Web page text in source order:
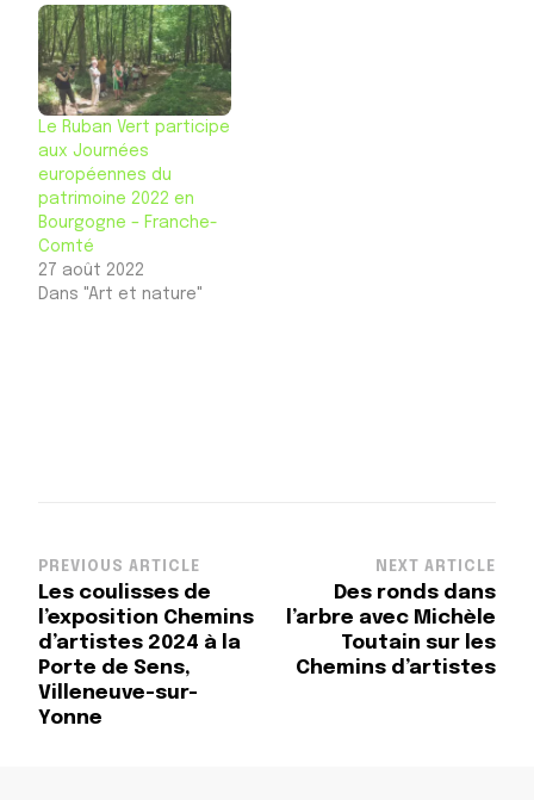
Le Ruban Vert participe
aux Journées
européennes du
patrimoine 2022 en
Bourgogne – Franche-
Comté
27 août 2022
Dans "Art et nature"
Post
Navigation
PREVIOUS ARTICLE
Les coulisses de
l’exposition Chemins
d’artistes 2024 à la
Porte de Sens,
Villeneuve-sur-
Yonne
NEXT ARTICLE
Des ronds dans
l’arbre avec Michèle
Toutain sur les
Chemins d’artistes